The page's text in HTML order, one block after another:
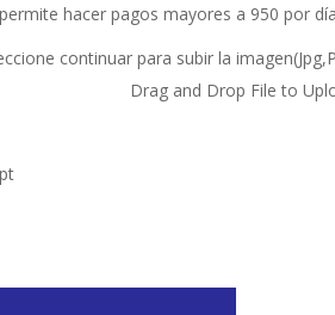
hacer pagos mayores a 950 por día
continuar para subir la
Drag and Drop File to